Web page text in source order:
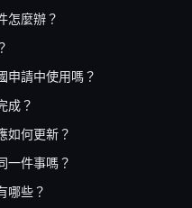
怎麼辦？
申請中使用嗎？
成？
如何更新？
一件事嗎？
哪些？